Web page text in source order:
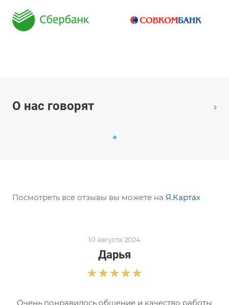
О нас говорят
Посмотреть все отзывы вы можете на Я.Картах
10 августа 2024
Дарья
Очень понравилось общение и качество работы